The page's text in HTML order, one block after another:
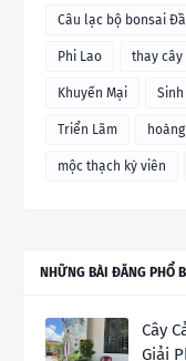
Câu lạc bộ bonsai
Phi Lao thay cây
Khuyến Mại
Triển Lãm
mộc thạch kỳ viên
NHỮNG BÀI ĐĂNG PHỔ
Cây
Giải